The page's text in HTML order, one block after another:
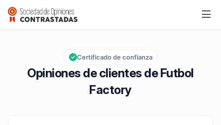
Futbol Factory
Calificación global: 8,9 de 10
8,9/10
Opiniones de clientes de Futbol
Factory
Certificado de confianza